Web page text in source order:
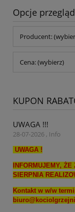
Opcje
Producent:
Cena: (wybierz)
KUPON
UWAGA !!!
28-07-2026 , Info
UWAGA !
INFORMUJEMY,
SIERPNIA
Kontakt w w/w